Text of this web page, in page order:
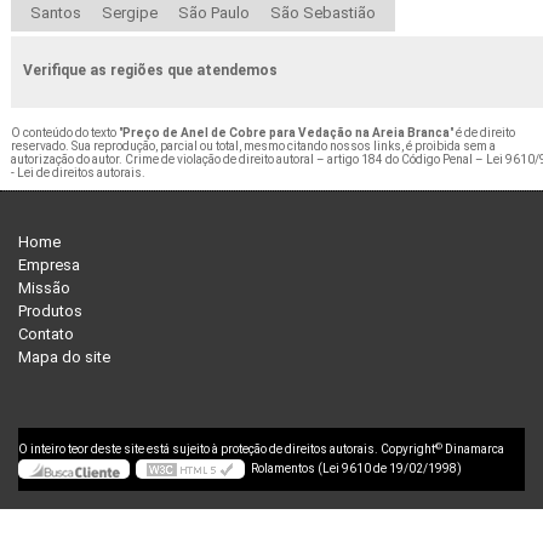
Santos Sergipe São Paulo São Sebastião
Verifique as regiões que atendemos
O conteúdo do texto "Preço de Anel de Cobre para Vedação na Areia Branca" é de direito
reservado. Sua reprodução, parcial ou total, mesmo citando nossos links, é proibida sem a
autorização do autor. Crime de violação de direito autoral – artigo 184 do Código Penal – Lei 9610/
- Lei de direitos autorais.
Home
Empresa
Missão
Produtos
Contato
Mapa do site
O inteiro teor deste site está sujeito à proteção de direitos autorais. Copyright© Dinamarca
Rolamentos (Lei 9610 de 19/02/1998)